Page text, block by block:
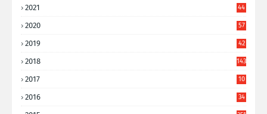
2021
44
2020
57
2019
42
2018 143
2017
10
2016
34